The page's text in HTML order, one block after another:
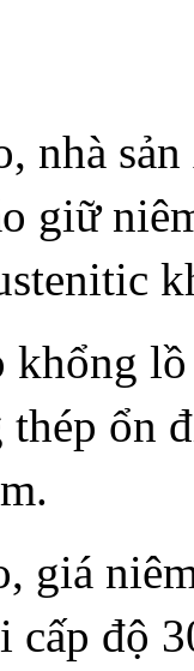
nhà
giữ
khổng
ổn
giá
cấp độ